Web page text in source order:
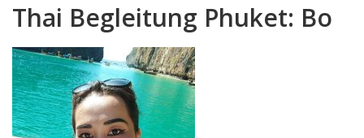
Thai Begleitung Phuket: Bo